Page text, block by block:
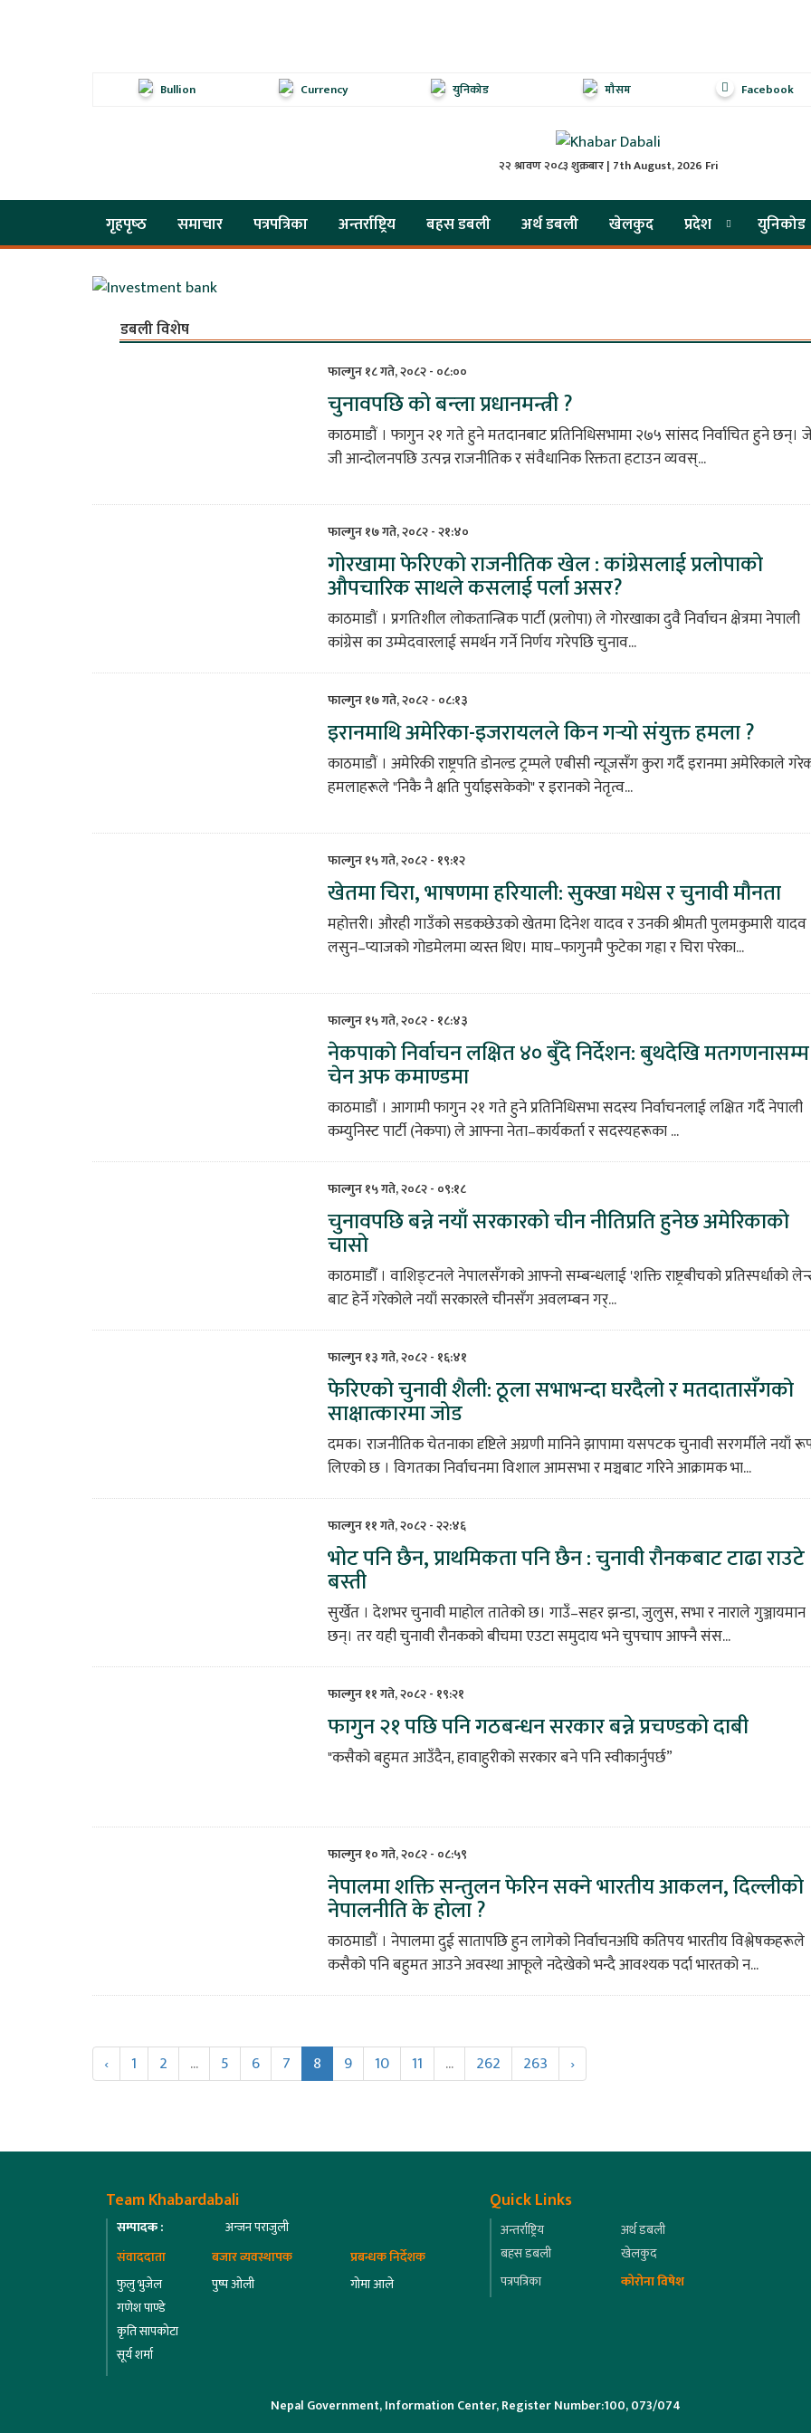
Bullion Currency युनिकोड मौसम Facebook
२२ श्रावण २०८३ शुक्रबार | 7th August, 2026 Fri
गृहपृष्‍ठ समाचार पत्रपत्रिका अन्तर्राष्ट्रिय बहस डबली अर्थ डबली खेलकुद प्रदेश युनिकोड
डबली विशेष
फाल्गुन १८ गते, २०८२ - ०८:००
चुनावपछि को बन्ला प्रधानमन्त्री ?
काठमाडौं । फागुन २१ गते हुने मतदानबाट प्रतिनिधिसभामा २७५ सांसद निर्वाचित हुने छन्।
जी आन्दोलनपछि उत्पन्न राजनीतिक र संवैधानिक रिक्तता हटाउन व्यवस्...
फाल्गुन १७ गते, २०८२ - २१:४०
गोरखामा फेरिएको राजनीतिक खेल : कांग्रेसलाई प्रलोपाको
औपचारिक साथले कसलाई पर्ला असर?
काठमाडौं । प्रगतिशील लोकतान्त्रिक पार्टी (प्रलोपा) ले गोरखाका दुवै निर्वाचन क्षेत्रमा नेपाली
कांग्रेस का उम्मेदवारलाई समर्थन गर्ने निर्णय गरेपछि चुनाव...
फाल्गुन १७ गते, २०८२ - ०८:१३
इरानमाथि अमेरिका-इजरायलले किन गर्‍यो संयुक्त हमला ?
काठमाडौं । अमेरिकी राष्ट्रपति डोनल्ड ट्रम्पले एबीसी न्यूजसँग कुरा गर्दै इरानमा अमेरिकाले
हमलाहरूले "निकै नै क्षति पुर्याइसकेको" र इरानको नेतृत्व...
फाल्गुन १५ गते, २०८२ - १९:१२
खेतमा चिरा, भाषणमा हरियाली: सुक्खा मधेस र चुनावी मौनता
महोत्तरी। औरही गाउँको सडकछेउको खेतमा दिनेश यादव र उनकी श्रीमती पुलमकुमारी यादव
लसुन–प्याजको गोडमेलमा व्यस्त थिए। माघ–फागुनमै फुटेका गह्रा र चिरा परेका...
फाल्गुन १५ गते, २०८२ - १८:४३
नेकपाकाे निर्वाचन लक्षित ४० बुँदे निर्देशन: बुथदेखि मतगणनासम्म
चेन अफ कमाण्डमा
काठमाडौं । आगामी फागुन २१ गते हुने प्रतिनिधिसभा सदस्य निर्वाचनलाई लक्षित गर्दै नेपाली
कम्युनिस्ट पार्टी (नेकपा) ले आफ्ना नेता–कार्यकर्ता र सदस्यहरूका ...
फाल्गुन १५ गते, २०८२ - ०९:१८
चुनावपछि बन्ने नयाँ सरकारको चीन नीतिप्रति हुनेछ अमेरिकाको
चासो
काठमाडौँ । वाशिङ्टनले नेपालसँगको आफ्नो सम्बन्धलाई 'शक्ति राष्ट्रबीचको प्रतिस्पर्धाको
बाट हेर्ने गरेकोले नयाँ सरकारले चीनसँग अवलम्बन गर्...
फाल्गुन १३ गते, २०८२ - १६:४१
फेरिएको चुनावी शैली: ठूला सभाभन्दा घरदैलो र मतदातासँगको
साक्षात्कारमा जोड
दमक। राजनीतिक चेतनाका दृष्टिले अग्रणी मानिने झापामा यसपटक चुनावी सरगर्मीले नयाँ
लिएको छ । विगतका निर्वाचनमा विशाल आमसभा र मञ्चबाट गरिने आक्रामक भा...
फाल्गुन ११ गते, २०८२ - २२:४६
भोट पनि छैन, प्राथमिकता पनि छैन : चुनावी रौनकबाट टाढा राउटे
बस्ती
सुर्खेत । देशभर चुनावी माहोल तातेको छ। गाउँ–सहर झन्डा, जुलुस, सभा र नाराले गुञ्जायमान
छन्। तर यही चुनावी रौनकको बीचमा एउटा समुदाय भने चुपचाप आफ्नै संस...
फाल्गुन ११ गते, २०८२ - १९:२१
फागुन २१ पछि पनि गठबन्धन सरकार बन्ने प्रचण्डको दाबी
"कसैको बहुमत आउँदैन, हावाहुरीको सरकार बने पनि स्वीकार्नुपर्छ”
फाल्गुन १० गते, २०८२ - ०८:५९
नेपालमा शक्ति सन्तुलन फेरिन सक्ने भारतीय आकलन, दिल्लीको
नेपालनीति के होला ?
काठमाडौं । नेपालमा दुई सातापछि हुन लागेको निर्वाचनअघि कतिपय भारतीय विश्लेषकहरूले
कसैको पनि बहुमत आउने अवस्था आफूले नदेखेको भन्दै आवश्यक पर्दा भारतको न...
‹ 1 2 ... 5 6 7 8 9 10 11 ... 262 263 ›
Team Khabardabali
सम्पादक :
अन्जन पराजुली
संवाददाता
फुलु भुजेल
गणेश पाण्डे
कृति सापकोटा
सूर्य शर्मा
बजार व्यवस्थापक
पुष्प ओली
प्रबन्धक निर्देशक
गोमा आले
Quick Links
अन्तर्राष्ट्रिय
अर्थ डबली
बहस डबली
खेलकुद
पत्रपत्रिका
कोरोना विषेश
Nepal Government, Information Center, Register Number:100, 073/074